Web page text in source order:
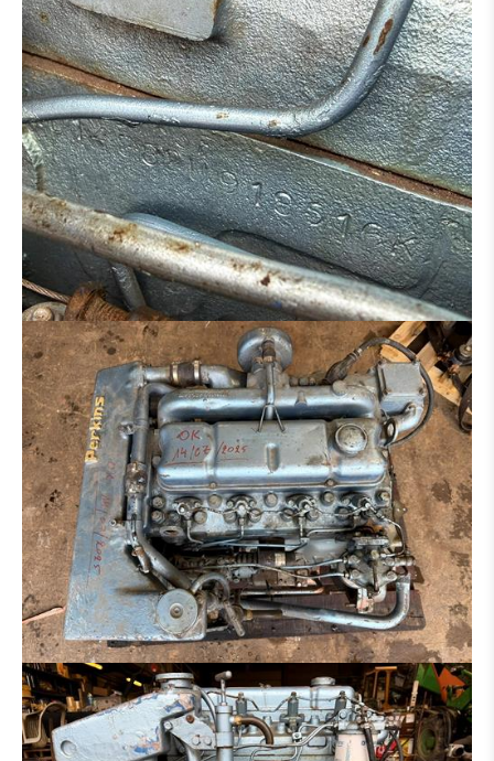
HYDRAULIK VERTEILER
MOTOR
BETON-EISENBIEGER
BETONSTAHLSCHERE
MULCHER
SALZSTREUER
ARBEITSKORB
ERSATZTEILTRÄGER